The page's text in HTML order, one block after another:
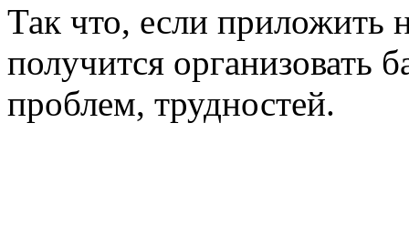
Так что, если приложить
получится организовать
проблем, трудностей.